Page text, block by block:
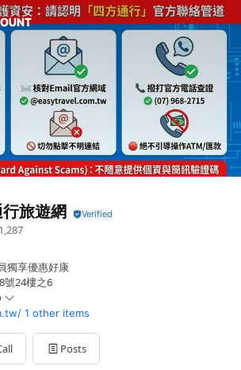
旅遊網
獨享優惠好康
號24樓之6
1 other items
Posts